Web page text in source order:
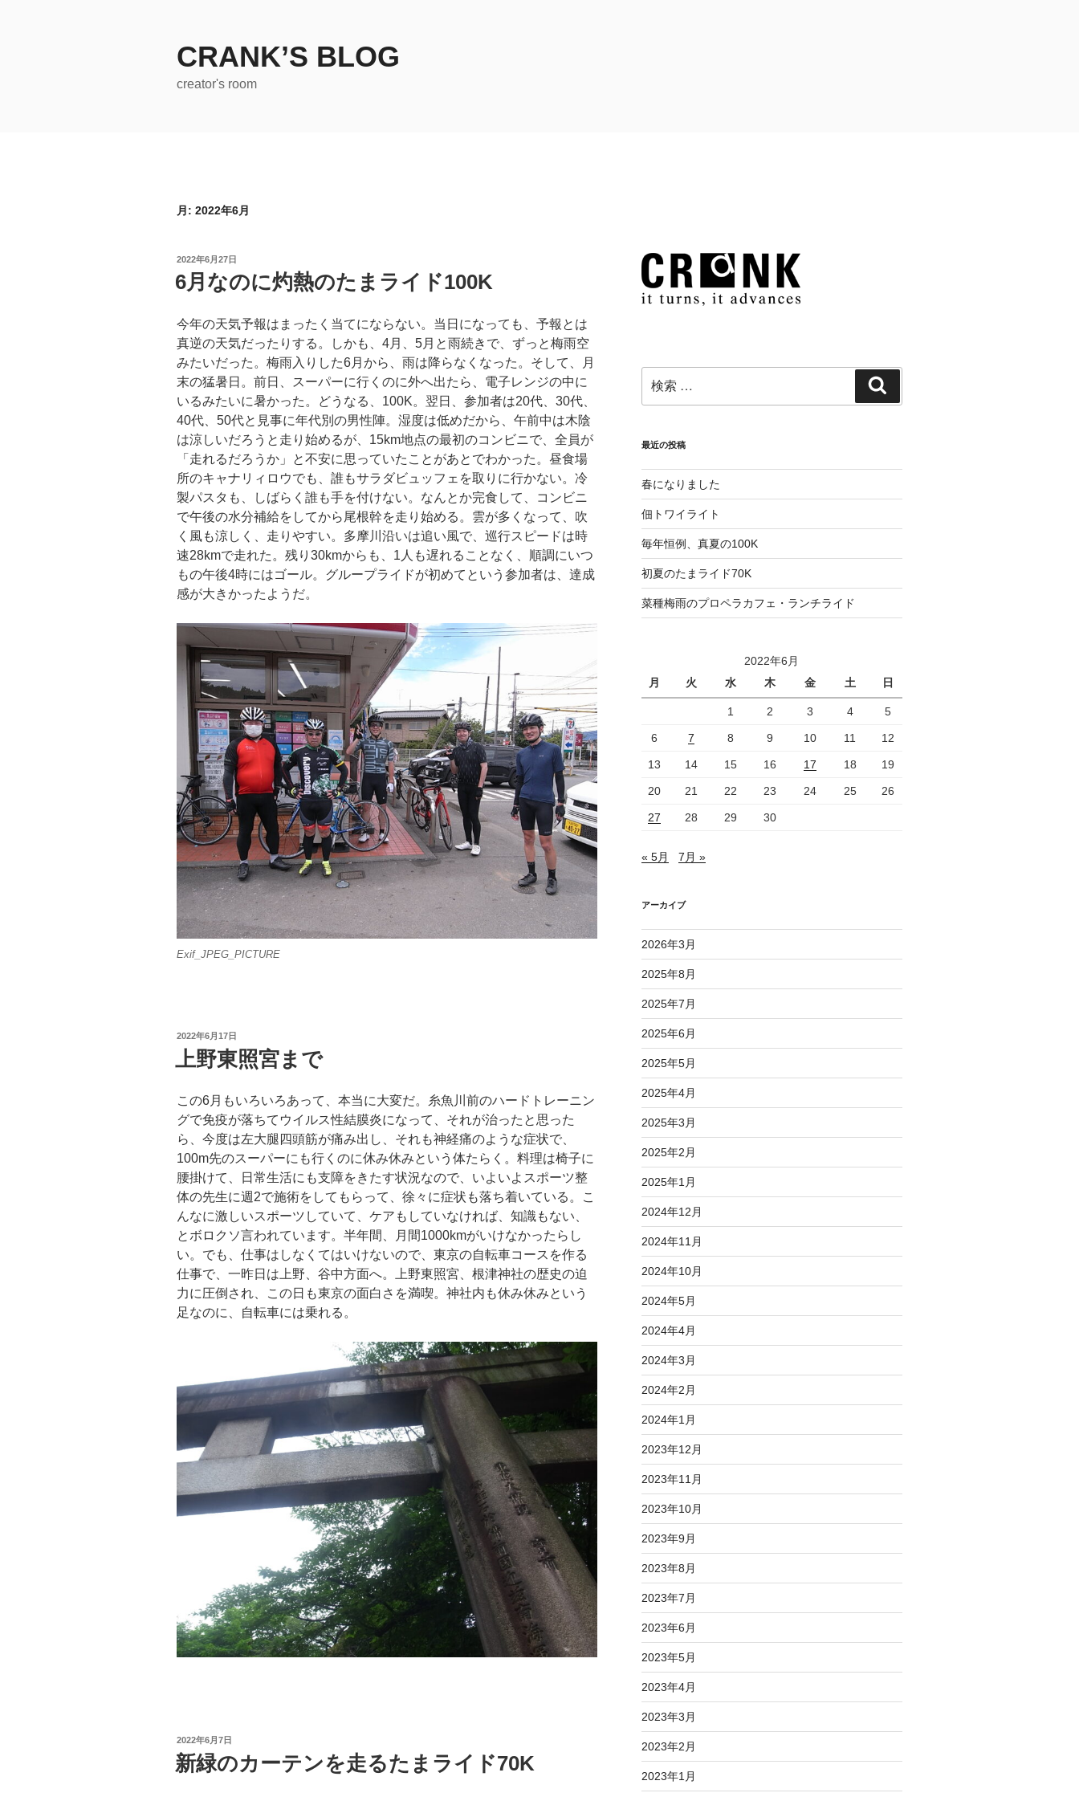
CRANK’S BLOG
creator's room
月: 2022年6月
投
日:
2022年6月27日
6月なのに灼熱のたまライド100K
今年の天気予報はまったく当てにならない。当日になっても、予報とは
真逆の天気だったりする。しかも、4月、5月と雨続きで、ずっと梅雨空
みたいだった。梅雨入りした6月から、雨は降らなくなった。そして、月
末の猛暑日。前日、スーパーに行くのに外へ出たら、電子レンジの中に
いるみたいに暑かった。どうなる、100K。翌日、参加者は20代、30代、
40代、50代と見事に年代別の男性陣。湿度は低めだから、午前中は木陰
は涼しいだろうと走り始めるが、15km地点の最初のコンビニで、全員が
「走れるだろうか」と不安に思っていたことがあとでわかった。昼食場
所のキャナリィロウでも、誰もサラダビュッフェを取りに行かない。冷
製パスタも、しばらく誰も手を付けない。なんとか完食して、コンビニ
で午後の水分補給をしてから尾根幹を走り始める。雲が多くなって、吹
く風も涼しく、走りやすい。多摩川沿いは追い風で、巡行スピードは時
速28kmで走れた。残り30kmからも、1人も遅れることなく、順調にいつ
もの午後4時にはゴール。グループライドが初めてという参加者は、達成
感が大きかったようだ。
Exif_JPEG_PICTURE
投
稿
日:
2022年6月17日
上野東照宮まで
この6月もいろいろあって、本当に大変だ。糸魚川前のハードトレーニン
グで免疫が落ちてウイルス性結膜炎になって、それが治ったと思った
ら、今度は左大腿四頭筋が痛み出し、それも神経痛のような症状で、
100m先のスーパーにも行くのに休み休みという体たらく。料理は椅子に
腰掛けて、日常生活にも支障をきたす状況なので、いよいよスポーツ整
体の先生に週2で施術をしてもらって、徐々に症状も落ち着いている。こ
んなに激しいスポーツしていて、ケアもしていなければ、知識もない、
とボロクソ言われています。半年間、月間1000kmがいけなかったらし
い。でも、仕事はしなくてはいけないので、東京の自転車コースを作る
仕事で、一昨日は上野、谷中方面へ。上野東照宮、根津神社の歴史の迫
力に圧倒され、この日も東京の面白さを満喫。神社内も休み休みという
足なのに、自転車には乗れる。
投
稿
日:
2022年6月7日
新緑のカーテンを走るたまライド70K
索:
索
最近の投稿
春になりました
佃トワイライト
毎年恒例、真夏の100K
初夏のたまライド70K
菜種梅雨のプロペラカフェ・ランチライド
2022年6月
月
火 水 木 金 土 日
1 2 3 4 5
6 7 8 9 10 11 12
13 14 15 16 17 18 19
20 21 22 23 24 25 26
27 28 29 30
« 5月 7月 »
アーカイブ
2026年3月
2025年8月
2025年7月
2025年6月
2025年5月
2025年4月
2025年3月
2025年2月
2025年1月
2024年12月
2024年11月
2024年10月
2024年5月
2024年4月
2024年3月
2024年2月
2024年1月
2023年12月
2023年11月
2023年10月
2023年9月
2023年8月
2023年7月
2023年6月
2023年5月
2023年4月
2023年3月
2023年2月
2023年1月